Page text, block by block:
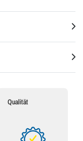
Qualität